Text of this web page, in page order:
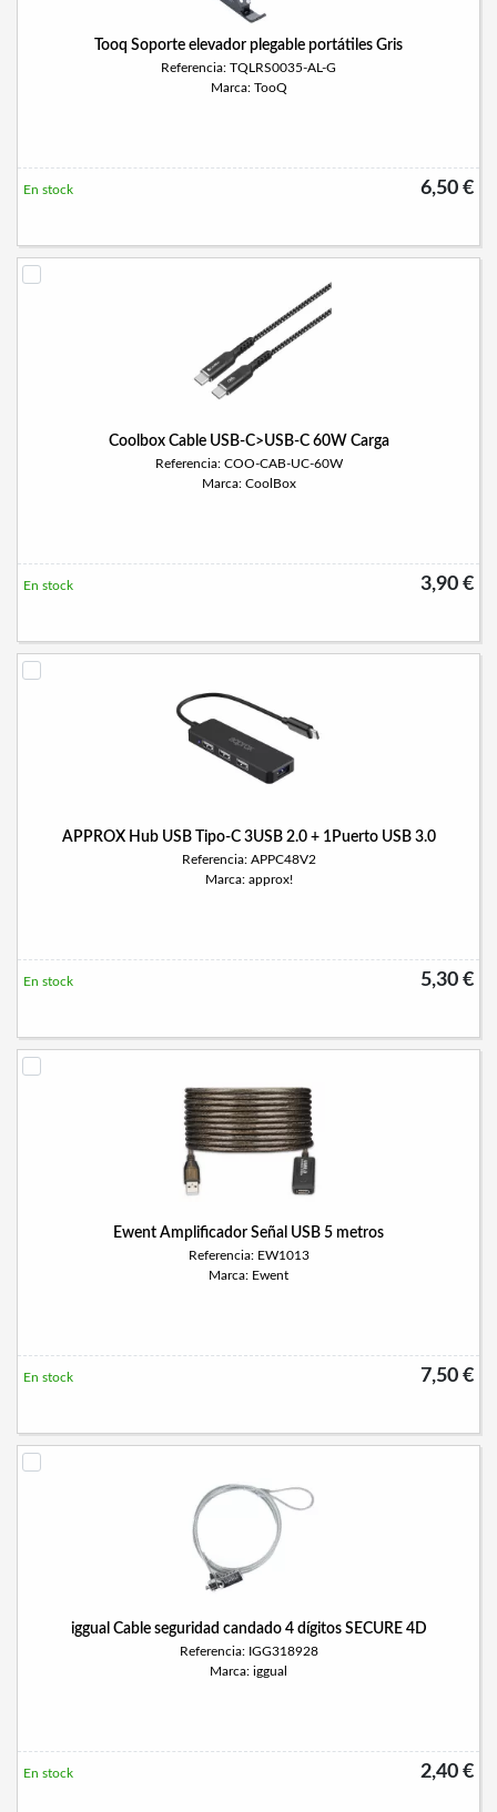
Tooq Soporte elevador plegable portátiles Gris
Referencia: TQLRS0035-AL-G
Marca: TooQ
6,50 €
En stock
Coolbox Cable USB-C>USB-C 60W Carga
Referencia: COO-CAB-UC-60W
Marca: CoolBox
3,90 €
En stock
APPROX Hub USB Tipo-C 3USB 2.0 + 1Puerto USB 3.0
Referencia: APPC48V2
Marca: approx!
5,30 €
En stock
Ewent Amplificador Señal USB 5 metros
Referencia: EW1013
Marca: Ewent
7,50 €
En stock
iggual Cable seguridad candado 4 dígitos SECURE 4D
Referencia: IGG318928
Marca: iggual
2,40 €
En stock